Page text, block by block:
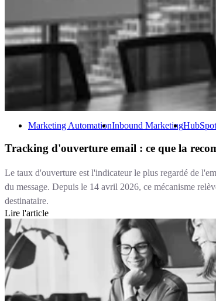
Marketing AutomationInbound MarketingHubSpot
Tracking d'ouverture email : ce que la
Le taux d'ouverture est l'indicateur le plus regardé de
du message. Depuis le 14 avril 2026, ce mécanisme
destinataire.
Lire l'article